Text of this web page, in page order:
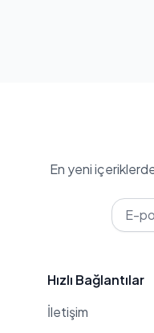
En yeni
Hızlı Bağlantılar
İletişim